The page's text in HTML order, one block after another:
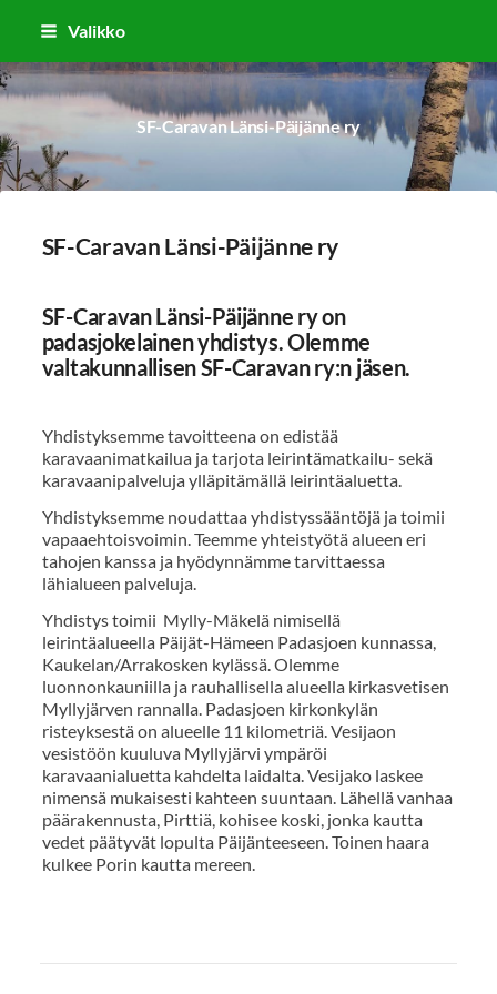
Siirry
sivun
sisältöön
Valikko
SF-Caravan Länsi-Päijänne ry
SF-Caravan Länsi-Päijänne ry
SF-Caravan Länsi-Päijänne ry on
padasjokelainen yhdistys. Olemme
valtakunnallisen SF-Caravan ry:n jäsen.
Yhdistyksemme tavoitteena on edistää
karavaanimatkailua ja tarjota leirintämatkailu- sekä
karavaanipalveluja ylläpitämällä leirintäaluetta.
Yhdistyksemme noudattaa yhdistyssääntöjä ja toimii
vapaaehtoisvoimin. Teemme yhteistyötä alueen eri
tahojen kanssa ja hyödynnämme tarvittaessa
lähialueen palveluja.
Yhdistys toimii Mylly-Mäkelä nimisellä
leirintäalueella Päijät-Hämeen Padasjoen kunnassa,
Kaukelan/Arrakosken kylässä. Olemme
luonnonkauniilla ja rauhallisella alueella kirkasvetisen
Myllyjärven rannalla. Padasjoen kirkonkylän
risteyksestä on alueelle 11 kilometriä. Vesijaon
vesistöön kuuluva Myllyjärvi ympäröi
karavaanialuetta kahdelta laidalta. Vesijako laskee
nimensä mukaisesti kahteen suuntaan. Lähellä vanhaa
päärakennusta, Pirttiä, kohisee koski, jonka kautta
vedet päätyvät lopulta Päijänteeseen. Toinen haara
kulkee Porin kautta mereen.